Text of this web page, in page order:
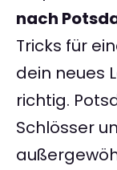
nach
Tricks für
dein neues
richtig.
Schlösser